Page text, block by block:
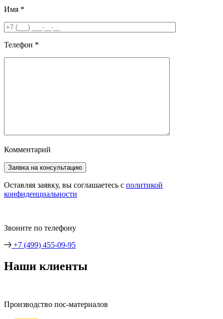
Имя *
Телефон *
Комментарий
Оставляя заявку, вы соглашаетесь с политикой
конфиденциальности
Звоните по телефону
+7 (499) 455-09-95
Наши клиенты
Производство пос-материалов